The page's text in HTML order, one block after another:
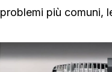
problemi più comuni,